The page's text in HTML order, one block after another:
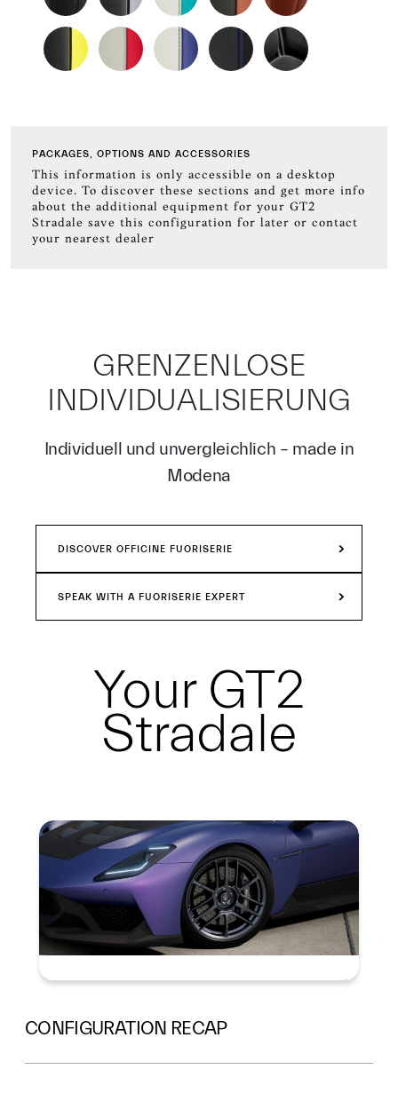
PACKAGES, OPTIONS AND ACCESSORIES
This information is only accessible on a desktop
device. To discover these sections and get more info
about the additional equipment for your GT2
Stradale save this configuration for later or contact
your nearest dealer
GRENZENLOSE
INDIVIDUALISIERUNG
Individuell und unvergleichlich – made in
Modena
DISCOVER OFFICINE FUORISERIE
SPEAK WITH A FUORISERIE EXPERT
Your GT2
Stradale
Summary
CONFIGURATION RECAP